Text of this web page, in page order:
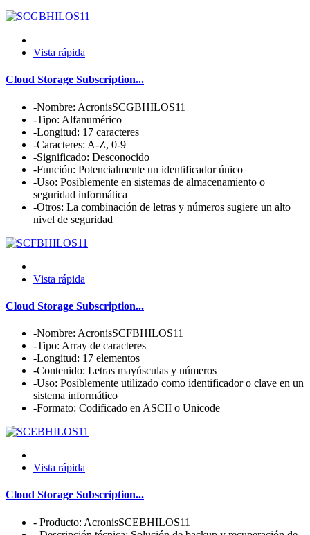
Vista rápida
Cloud Storage Subscription...
-Nombre: AcronisSCGBHILOS11
-Tipo: Alfanumérico
-Longitud: 17 caracteres
-Caracteres: A-Z, 0-9
-Significado: Desconocido
-Función: Potencialmente un identificador único
-Uso: Posiblemente en sistemas de almacenamiento o
seguridad informática
-Otros: La combinación de letras y números sugiere un alto
nivel de seguridad
Vista rápida
Cloud Storage Subscription...
-Nombre: AcronisSCFBHILOS11
-Tipo: Array de caracteres
-Longitud: 17 elementos
-Contenido: Letras mayúsculas y números
-Uso: Posiblemente utilizado como identificador o clave en un
sistema informático
-Formato: Codificado en ASCII o Unicode
Vista rápida
Cloud Storage Subscription...
- Producto: AcronisSCEBHILOS11